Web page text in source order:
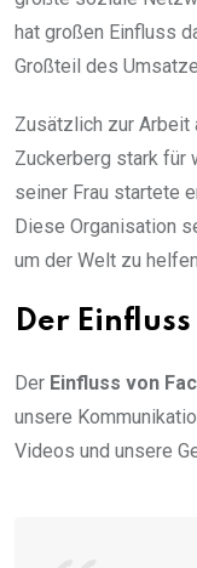
hat großen Einfluss
Großteil des
Zusätzlich zur Arbeit
Zuckerberg stark für
seiner Frau startete
Diese Organisation
um der Welt zu
Der
Der Einfluss von
unsere
Videos und unsere